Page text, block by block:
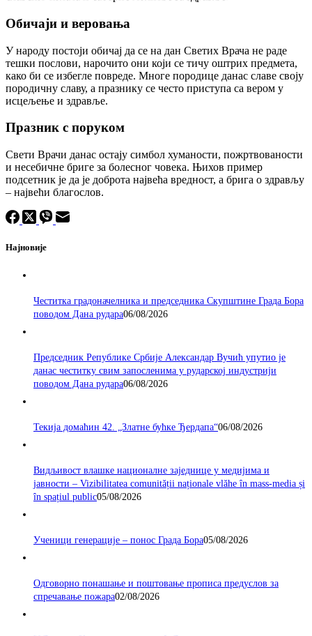
Обичаји и веровања
У народу постоји обичај да се на дан Светих Врача не раде
тешки послови, нарочито они који се тичу оштрих предмета,
како би се избегле повреде. Многе породице данас славе своју
породичну славу, а празнику се често приступа са вером у
исцељење и здравље.
Празник с поруком
Свети Врачи данас остају симбол хуманости, пожртвованости
и несебичне бриге за болесног човека. Њихов пример
подсетник је да је доброта највећа вредност, а брига о здрављу
– највећи благослов.
Најновије
Честитка градоначелника и председника Скупштине Града Бора
поводом Дана рудара06/08/2026
Председник Републике Србије Александар Вучић упутио је
данас честитку свим запосленима у рударској индустрији
поводом Дана рудара06/08/2026
Текија домаћин 42. „Златне бућке Ђердапа“06/08/2026
Видљивост влашке националне заједнице у медијима и
јавности – Vizibilitatea comunității naționale vlăhe în mass-media și
în spațiul public05/08/2026
Ученици генерације – понос Града Бора05/08/2026
Одговорно понашање и поштовање прописа предуслов за
спречавање пожара02/08/2026